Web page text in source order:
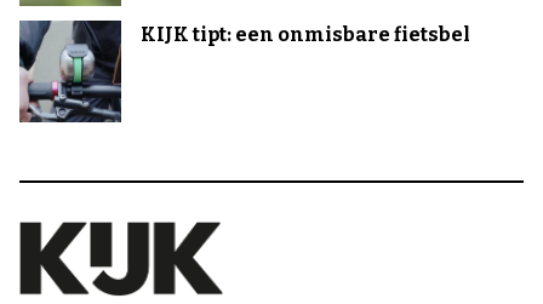
KIJK tipt: een onmisbare fietsbel